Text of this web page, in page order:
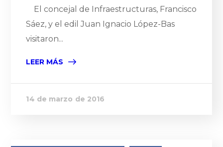
El concejal de Infraestructuras, Francisco
Sáez, y el edil Juan Ignacio López-Bas
visitaron...
LEER MÁS
14 de marzo de 2016